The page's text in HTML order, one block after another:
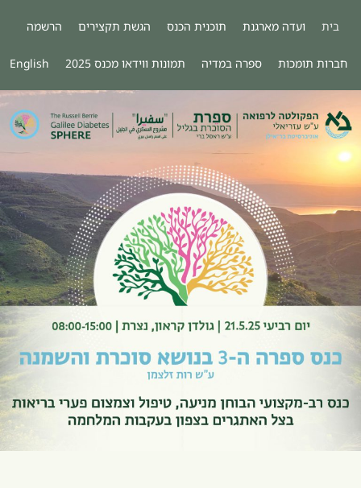
בית ועדה מארגנת תוכנית הכנס הגשת תקצירים הרשמה
חברות תומכות ספרה במדיה תמונות ווידאו מכנס 2025 English